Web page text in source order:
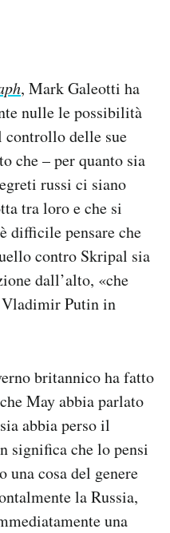
, Mark Galeotti ha
nulle le possibilità
controllo delle sue
che – per quanto sia
russi ci siano
tra loro e che si
difficile pensare che
contro Skripal sia
dall’alto, «che
Vladimir Putin in
britannico ha fatto
May abbia parlato
abbia perso il
significa che lo pensi
una cosa del genere
la Russia,
una